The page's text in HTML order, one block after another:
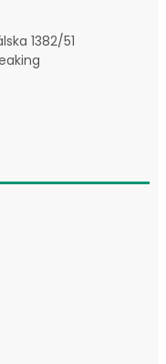
1382/51